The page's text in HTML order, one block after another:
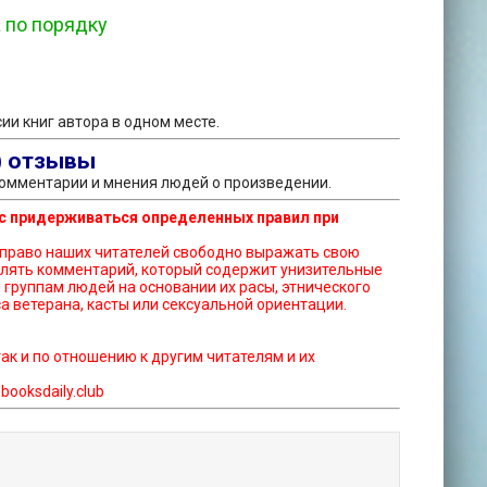
по порядку
книг автора в одном месте.
отзывы
и мнения людей о произведении.
определенных правил при
комментарий, который содержит унизительные
людей на основании их расы, этнического
касты или сексуальной ориентации.
и по отношению к другим читателям и их